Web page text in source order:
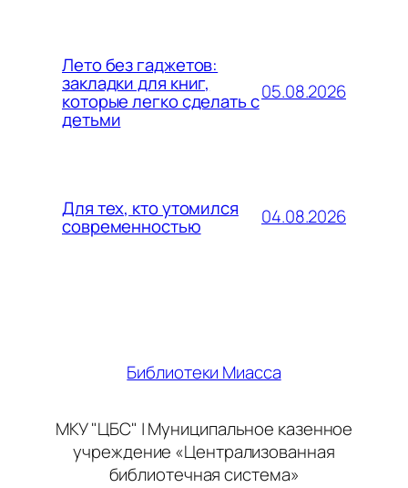
Лето без гаджетов:
закладки для книг,
которые легко сделать с
детьми
05.08.2026
Для тех, кто утомился
современностью 04.08.2026
Библиотеки Миасса
МКУ "ЦБС" | Муниципальное казенное
учреждение «Централизованная
библиотечная система»